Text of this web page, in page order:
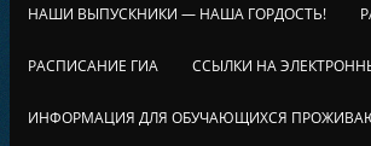
НАШИ ВЫПУСКНИКИ — НАША ГОРДОСТЬ!
РАСПИСАНИЕ ГИА ССЫЛКИ НА
ИНФОРМАЦИЯ ДЛЯ ОБУЧАЮЩИХСЯ